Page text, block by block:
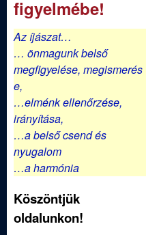
k
figyelmébe!
Az íjászat…
… önmagunk belső
megfigyelése, megismerés
e,
…elménk ellenőrzése,
irányítása,
…a belső csend és
nyugalom
…a harmónia
Köszöntjük
oldalunkon!